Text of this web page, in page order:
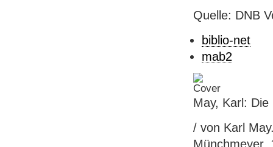
Quelle: DNB
biblio-net
mab2
May, Karl:
/ von Karl
Münchmeyer,